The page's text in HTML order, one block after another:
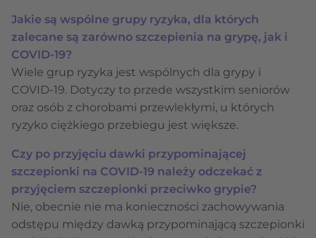
Jakie są wspólne grupy ryzyka, dla których
zalecane są zarówno szczepienia na grypę, jak i
COVID-19?
Wiele grup ryzyka jest wspólnych dla grypy i
COVID-19. Dotyczy to przede wszystkim seniorów
oraz osób z chorobami przewlekłymi, u których
ryzyko ciężkiego przebiegu jest większe.
Czy po przyjęciu dawki przypominającej
szczepionki na COVID-19 należy odczekać z
przyjęciem szczepionki przeciwko grypie?
Nie, obecnie nie ma konieczności zachowywania
odstępu między dawką przypominającą szczepionki